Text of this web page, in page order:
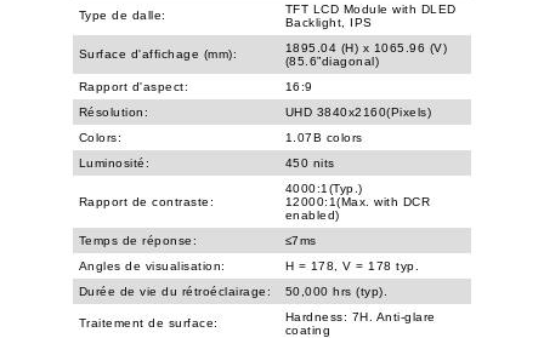
Type de dalle:
TFT LCD Module with DLED
Backlight, IPS
Surface d'affichage (mm):
1895.04 (H) x 1065.96 (V)
(85.6”diagonal)
Rapport d'aspect:
16:9
Résolution:
UHD 3840x2160(Pixels)
Colors:
1.07B colors
Luminosité:
450 nits
Rapport de contraste:
4000:1(Typ.)
12000:1(Max. with DCR
enabled)
Temps de réponse:
≤7ms
Angles de visualisation:
H = 178, V = 178 typ.
Durée de vie du rétroéclairage:
50,000 hrs (typ).
Traitement de surface:
Hardness: 7H. Anti-glare
coating